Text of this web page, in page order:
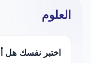
العلوم
اختبر نفسك هل